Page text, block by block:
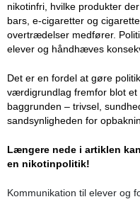
nikotinfri, hvilke produkter
bars, e-cigaretter og
overtrædelser medfører.
elever og håndhæves
Det er en fordel at gøre
værdigrundlag fremfor blot
baggrunden – trivsel,
sandsynligheden for
Længere nede i artiklen
en nikotinpolitik!
Kommunikation til elever og